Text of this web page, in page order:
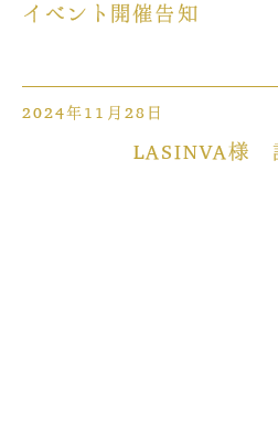
イベント開催告知
2024年11月28日
LASINVA様